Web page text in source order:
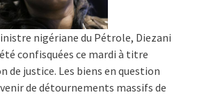
nigériane du Pétrole, Diezani
confisquées ce mardi à titre
de justice. Les biens en question
de détournements massifs de